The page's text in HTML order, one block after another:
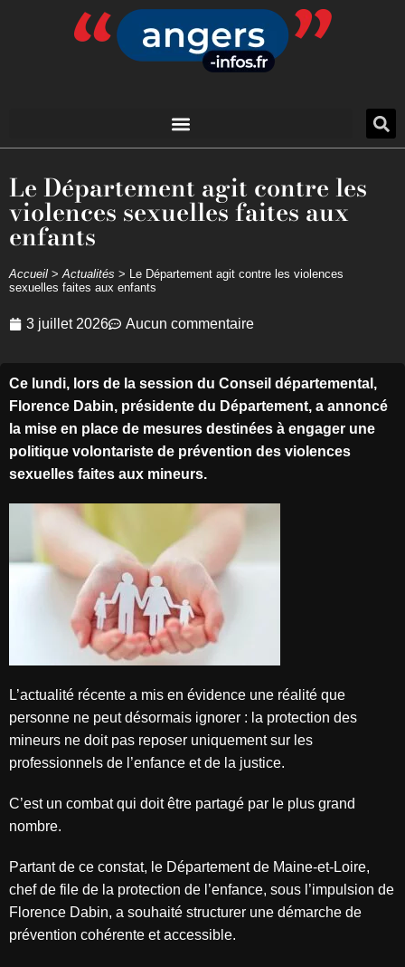
Le Département agit contre les
violences sexuelles faites aux
enfants
Accueil >Actualités > Le Département agit contre les violences
sexuelles faites aux enfants
3 juillet 2026 Aucun commentaire
Ce lundi, lors de la session du Conseil départemental,
Florence Dabin, présidente du Département, a annoncé
la mise en place de mesures destinées à engager une
politique volontariste de prévention des violences
sexuelles faites aux mineurs.
L’actualité récente a mis en évidence une réalité que
personne ne peut désormais ignorer : la protection des
mineurs ne doit pas reposer uniquement sur les
professionnels de l’enfance et de la justice.
C’est un combat qui doit être partagé par le plus grand
nombre.
Partant de ce constat, le Département de Maine-et-Loire,
chef de file de la protection de l’enfance, sous l’impulsion de
Florence Dabin, a souhaité structurer une démarche de
prévention cohérente et accessible.